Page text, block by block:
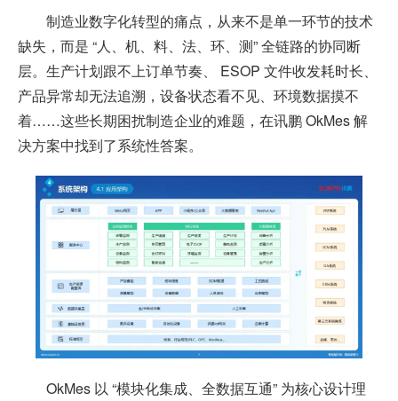
制造业数字化转型的痛点，从来不是单一环节的技术
缺失，而是 “人、机、料、法、环、测” 全链路的协同断
层。生产计划跟不上订单节奏、 ESOP 文件收发耗时长、
产品异常却无法追溯，设备状态看不见、环境数据摸不
着……这些长期困扰制造企业的难题，在讯鹏 OkMes 解
决方案中找到了系统性答案。
OkMes 以 “模块化集成、全数据互通” 为核心设计理